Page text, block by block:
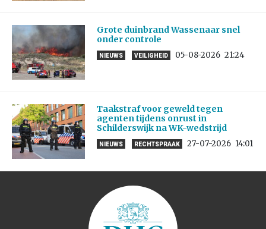
Grote duinbrand Wassenaar snel
onder controle
NIEUWS VEILIGHEID 05-08-2026 21:24
Taakstraf voor geweld tegen
agenten tijdens onrust in
Schilderswijk na WK-wedstrijd
NIEUWS RECHTSPRAAK 27-07-2026 14:01